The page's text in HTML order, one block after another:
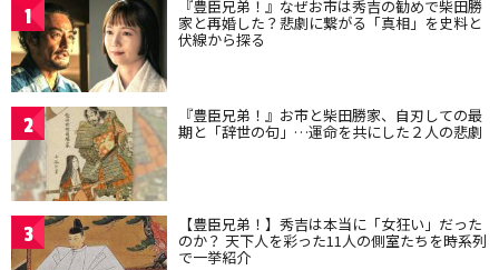
1 『豊臣兄弟！』なぜお市は秀吉の勧めで柴田勝
家と再婚した？悲劇に繋がる「真相」を史料と
伏線から探る
2 『豊臣兄弟！』お市と柴田勝家、自刃しての最
期と「辞世の句」…運命を共にした２人の悲劇
3 【豊臣兄弟！】秀吉は本当に「女狂い」だった
のか？ 天下人を彩った11人の側室たちを時系列
で一挙紹介